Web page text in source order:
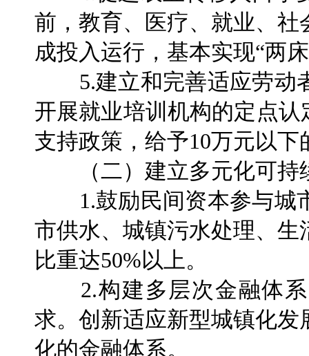
前，教育、医疗、就业、
成投入运行，基本实现“两
5.建立和完善适应劳动
开展就业培训机构的定点
支持政策，给予10万元以
（二）建立多元化可持
1.鼓励民间资本参与城
市供水、城镇污水处理、
比重达50%以上。
2.构建多层次金融体系
求。创新适应新型城镇化
化的金融体系。